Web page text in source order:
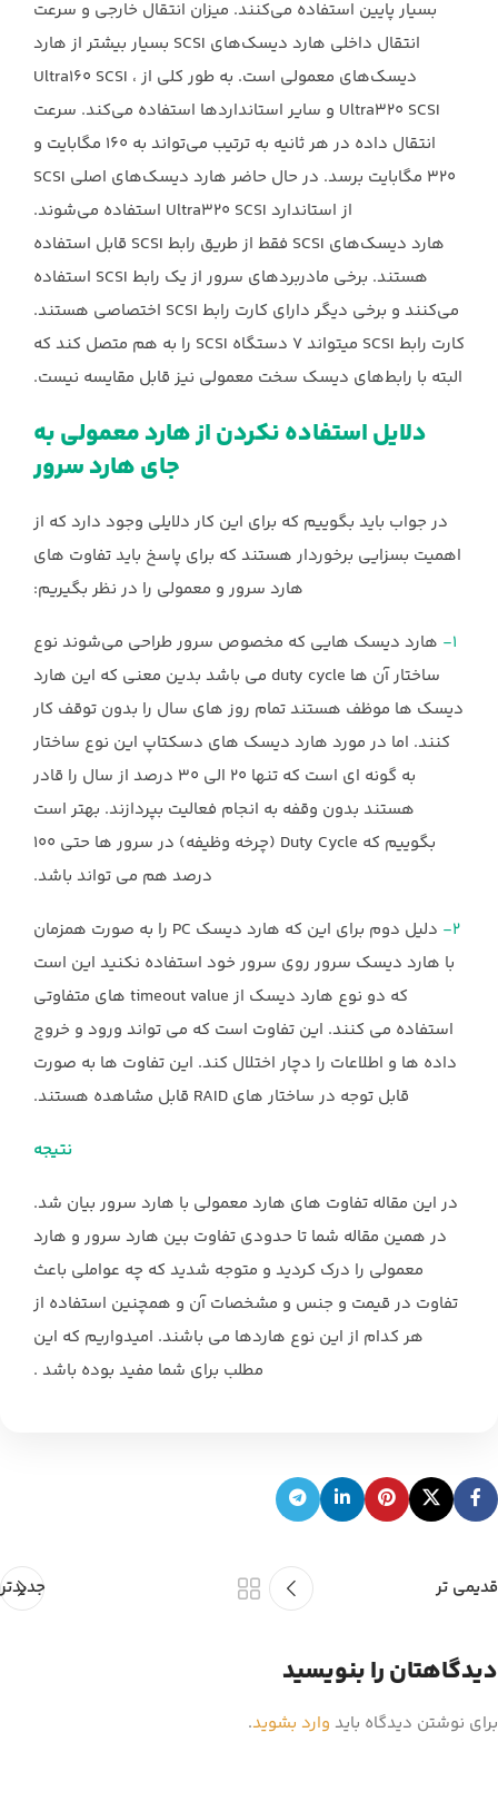
بسیار پایین استفاده می‌کنند. میزان انتقال خارجی و سرعت
انتقال داخلی هارد دیسک‌های SCSI بسیار بیشتر از هارد
دیسک‌های معمولی است. به طور کلی از Ultra160 SCSI ،
Ultra320 SCSI و سایر استانداردها استفاده می‌کند. سرعت
انتقال داده در هر ثانیه به ترتیب می‌تواند به 160 مگابایت و
320 مگابایت برسد. در حال حاضر هارد دیسک‌های اصلی SCSI
از استاندارد Ultra320 SCSI استفاده می‌شوند.
هارد دیسک‌های SCSI فقط از طریق رابط SCSI قابل استفاده
هستند. برخی مادربردهای سرور از یک رابط SCSI استفاده
می‌کنند و برخی دیگر دارای کارت رابط SCSI اختصاصی هستند.
کارت رابط SCSI میتواند 7 دستگاه SCSI را به هم متصل کند که
البته با رابط‌های دیسک سخت معمولی نیز قابل مقایسه نیست.
دلایل استفاده نکردن از هارد معمولی به
جای هارد سرور
در جواب باید بگوییم که برای این کار دلایلی وجود دارد که از
اهمیت بسزایی برخوردار هستند که برای پاسخ باید تفاوت های
هارد سرور و معمولی را در نظر بگیریم:
۱-
هارد دیسک هایی که مخصوص سرور طراحی می‌شوند نوع
ساختار آن ها duty cycle می باشد بدین معنی که این هارد
دیسک ها موظف هستند تمام روز های سال را بدون توقف کار
کنند. اما در مورد هارد دیسک های دسکتاپ این نوع ساختار
به گونه ای است که تنها 20 الی 30 درصد از سال را قادر
هستند بدون وقفه به انجام فعالیت بپردازند. بهتر است
بگوییم که Duty Cycle (چرخه وظیفه) در سرور ها حتی 100
درصد هم می تواند باشد.
۲-
دلیل دوم برای این که هارد دیسک PC را به صورت همزمان
با هارد دیسک سرور روی سرور خود استفاده نکنید این است
که دو نوع هارد دیسک از timeout value های متفاوتی
استفاده می کنند. این تفاوت است که می تواند ورود و خروج
داده ها و اطلاعات را دچار اختلال کند. این تفاوت ها به صورت
قابل توجه در ساختار های RAID قابل مشاهده هستند.
نتیجه
در این مقاله تفاوت های هارد معمولی با هارد سرور بیان شد.
در همین مقاله شما تا حدودی تفاوت بین هارد سرور و هارد
معمولی را درک کردید و متوجه شدید که چه عواملی باعث
تفاوت در قیمت و جنس و مشخصات آن و همچنین استفاده از
هر کدام از این نوع هاردها می باشند. امیدواریم که این
مطلب برای شما مفید بوده باشد .
جدیدتر قدیمی تر
دیدگاهتان را بنویسید
برای نوشتن دیدگاه باید وارد بشوید.